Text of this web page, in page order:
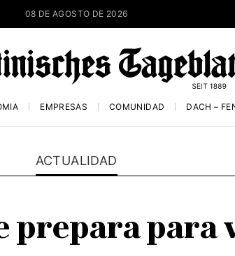
08 DE AGOSTO DE 2026
EMPRESAS COMUNIDAD DACH –
ACTUALIDAD
prepara